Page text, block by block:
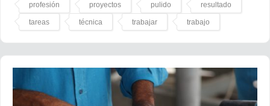
profesión proyectos pulido resultado
tareas técnica trabajar trabajo